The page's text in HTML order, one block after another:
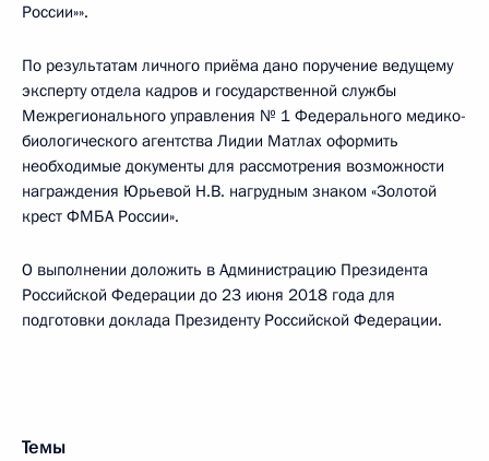
России»».
По результатам личного приёма дано поручение ведущему
эксперту отдела кадров и государственной службы
Межрегионального управления № 1 Федерального медико-
биологического агентства Лидии Матлах оформить
необходимые документы для рассмотрения возможности
награждения Юрьевой Н.В. нагрудным знаком «Золотой
крест ФМБА России».
О выполнении доложить в Администрацию Президента
Российской Федерации до 23 июня 2018 года для
подготовки доклада Президенту Российской Федерации.
Темы